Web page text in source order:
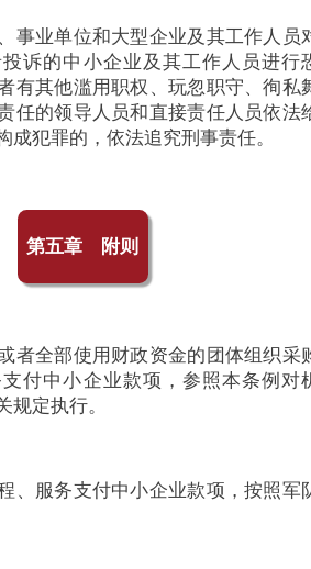
事业单位和大型企业及其工作人员
诉的中小企业及其工作人员进行
有其他滥用职权、玩忽职守、徇私
任的领导人员和直接责任人员依法
成犯罪的，依法追究刑事责任。
第五章 附则
者全部使用财政资金的团体组织采
付中小企业款项，参照本条例对
规定执行。
、服务支付中小企业款项，按照军